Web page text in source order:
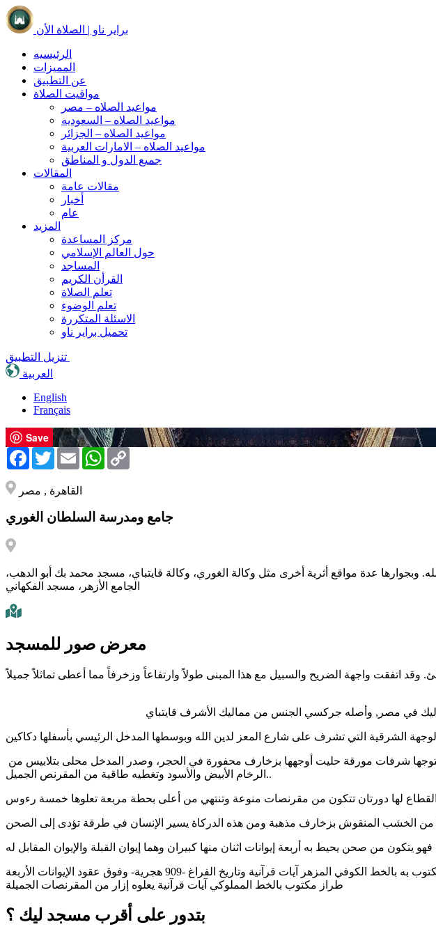
براير ناو | الصلاة الأن
الرئيسيه
المميزات
عن التطبيق
مواقيت الصلاة
مواعيد الصلاه – مصر
مواعيد الصلاه – السعوديه
مواعيد الصلاه – الجزائر
مواعيد الصلاه – الامارات العربية
جميع الدول و المناطق
المقالات
مقالات عامة
أخبار
عام
المزيد
مركز المساعدة
حول العالم الإسلامي
المساجد
القرأن الكريم
تعلم الصلاة
تعلم الوضوء
الاسئلة المتكررة
تحميل براير ناو
العربية
English
Français
Save
Facebook
TwitterEmail WhatsApp
القاهرة , مصر
جامع ومدرسة السلطان الغوري
وبجوارها عدة مواقع أثرية أخرى مثل وكالة الغوري، وكالة قايتباي، مسجد محمد بك أبو الدهب،
الجامع الأزهر، مسجد الفكهاني
معرض صور للمسجد
وقد اتفقت واجهة الضريح والسبيل مع هذا المبنى طولاً وارتفاعاً وزخرفاً مما أعطى تماثلاً جميلاً
الشرقية التي تشرف على شارع المعز لدين الله وبوسطها المدخل الرئيسي بأسفلها دكاكين
الرخام الأبيض والأسود وتغطيه طاقية من المقرنص الجميل..
وأما الآخران وهما الجانبيان فصغيران، ويحيط بجدرانها وزرة من الرخام الملون تنتهي من أعلى بطراز رخامي مكتوب به بالخط الكوفي المزهر آيات قرآنية وتاريخ الفراغ -909 هجرية- وفوق عقود الإيوانات الأربعة
طراز مكتوب بالخط المملوكي آيات قرآنية يعلوه إزار من المقرنصات الجميلة
بتدور على أقرب مسجد ليك ؟